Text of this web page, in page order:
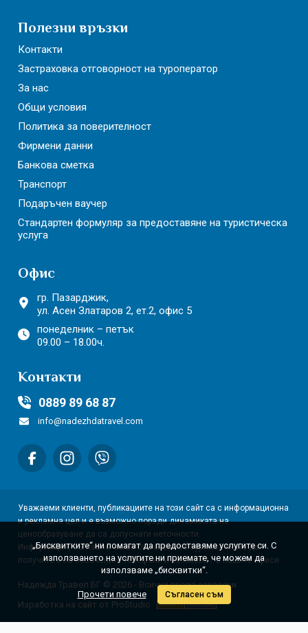
Полезни връзки
Контакти
Застраховка отговорност на туроператор
За нас
Общи условия
Политика за поверителност
Фирмени данни
Банкова сметка
Транспорт
Подаръчен ваучер
Стандартен формуляр за предоставяне на туристическа
услуга
Офис
гр. Пазарджик,
ул. Асен Златаров 2, ет.2, офис 5
понеделник – петък
09.00 – 18.00ч.
Контакти
0889 89 68 87
info@nadezhdatravel.com
Уважаеми клиенти, публикациите на този сайт са с информационна
и рекламна цел и е възможно поради динамиката на
ценообразуване да са допуснати неточности.
Информация, съгласно чл. 80 от Закона за Туризма може да
получите в на посочените телефони и по имейл / в нашите офиси.
Надежда Травел БГ © 2026 - Всички права запазени
Изработка на сайт от ProStudio
„Бисквитките“ ни помагат да предоставяме услугите си. С
използването на услугите ни приемате, че можем да
използваме „бисквитки“.
Прочети повече Съгласен съм